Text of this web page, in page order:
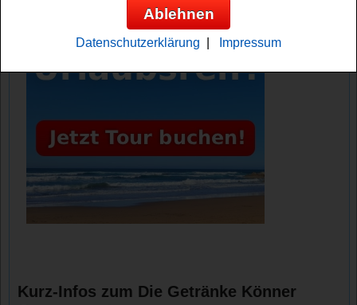
Kurz-Infos zum Die Getränke Könner
Ablehnen
Datenschutzerklärung Impressum